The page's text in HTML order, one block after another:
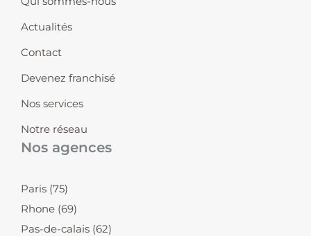
g
r
a
m
d
i
n
Actualités
Contact
Devenez franchisé
Nos services
Notre réseau
Nos agences
Paris (75)
Rhone (69)
Pas-de-calais (62)